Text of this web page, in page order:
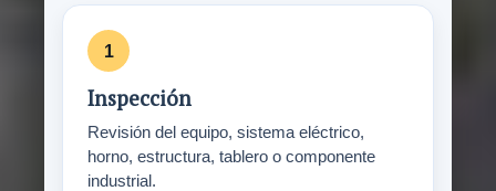
Inspección
Revisión del equipo, sistema eléctrico,
horno, estructura, tablero o componente
industrial.